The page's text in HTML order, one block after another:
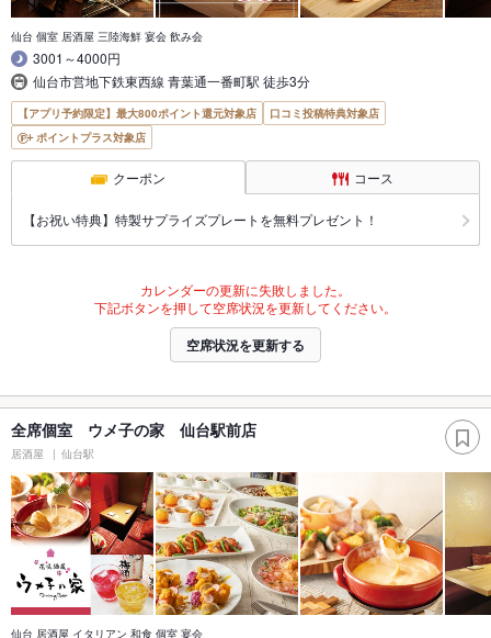
仙台 個室 居酒屋 三陸海鮮 宴会 飲み会
3001～4000円
仙台市営地下鉄東西線 青葉通一番町駅 徒歩3分
【アプリ予約限定】最大800ポイント還元対象店
口コミ投稿特典対象店
ポイントプラス対象店
クーポン コース
【お祝い特典】特製サプライズプレートを無料プレゼント！
カレンダーの更新に失敗しました。
下記ボタンを押して空席状況を更新してください。
空席状況を更新する
全席個室 ウメ子の家 仙台駅前店
居酒屋 仙台駅
仙台 居酒屋 イタリアン 和食 個室 宴会